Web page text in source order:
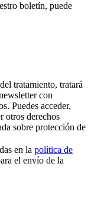
boletín, puede
tratamiento, tratará
con
Puedes acceder,
otros derechos
sobre protección de
en la política de
el envío de la